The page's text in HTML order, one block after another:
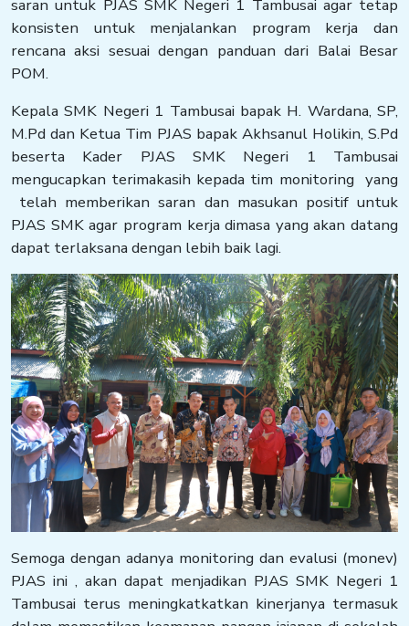
saran untuk PJAS SMK Negeri 1 Tambusai agar tetap
konsisten untuk menjalankan program kerja dan
rencana aksi sesuai dengan panduan dari Balai Besar
POM.
Kepala SMK Negeri 1 Tambusai bapak H. Wardana, SP,
M.Pd dan Ketua Tim PJAS bapak Akhsanul Holikin, S.Pd
beserta Kader PJAS SMK Negeri 1 Tambusai
mengucapkan terimakasih kepada tim monitoring yang
telah memberikan saran dan masukan positif untuk
PJAS SMK agar program kerja dimasa yang akan datang
dapat terlaksana dengan lebih baik lagi.
Semoga dengan adanya monitoring dan evalusi (monev)
PJAS ini , akan dapat menjadikan PJAS SMK Negeri 1
Tambusai terus meningkatkatkan kinerjanya termasuk